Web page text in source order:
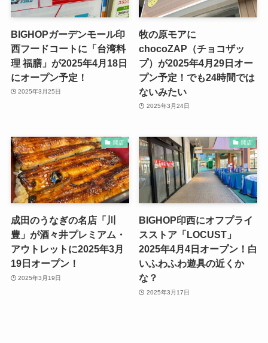
BIGHOPガーデンモール印
西フードコートに「台湾料
理 福膳」が2025年4月18日
にオープン予定！
2025年3月25日
牧の原モアに
chocoZAP（チョコザッ
プ）が2025年4月29日オー
プン予定！でも24時間では
ないみたい
2025年3月24日
開店
成田のうなぎの名店「川
豊」が酒々井プレミアム・
アウトレットに2025年3月
19日オープン！
2025年3月19日
開店
BIGHOP印西にオフプライ
スストア「LOCUST」
2025年4月4日オープン！白
いふわふわ遊具の近くか
な？
2025年3月17日